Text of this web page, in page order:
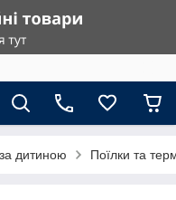
дитиною Поїлки та